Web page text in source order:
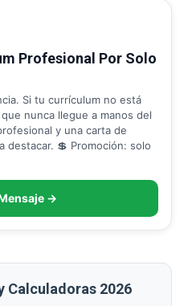
Profesional Por Solo
Si tu currículum no está
nunca llegue a manos del
y una carta de
destacar. 💲 Promoción: solo
→
Calculadoras 2026